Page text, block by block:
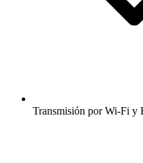
Transmisión por Wi-Fi y